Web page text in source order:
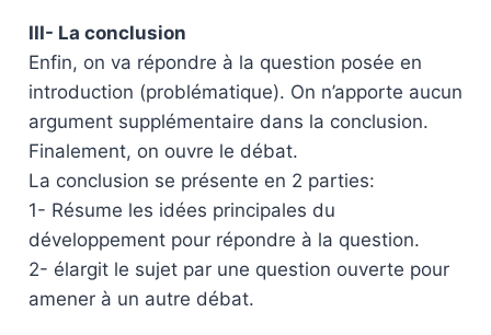
III- La conclusion
Enfin, on va répondre à la question posée en
introduction (problématique). On n’apporte aucun
argument supplémentaire dans la conclusion.
Finalement, on ouvre le débat.
La conclusion se présente en 2 parties:
1- Résume les idées principales du
développement pour répondre à la question.
2- élargit le sujet par une question ouverte pour
amener à un autre débat.